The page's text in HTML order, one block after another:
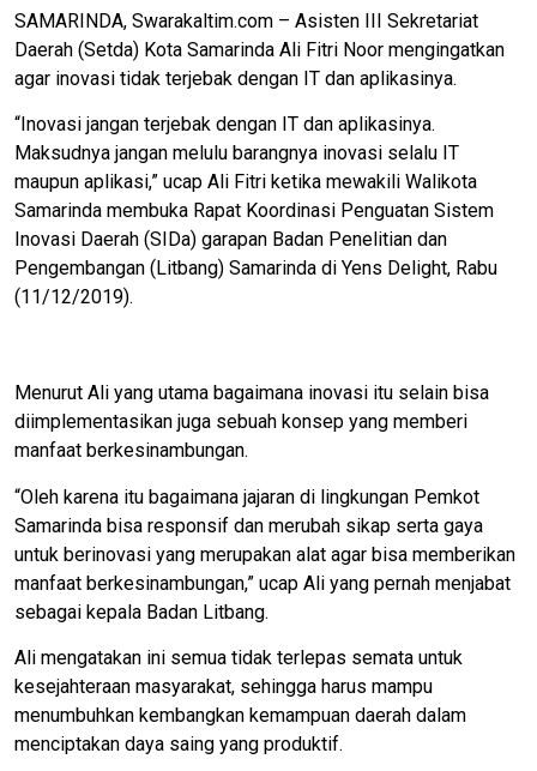
SAMARINDA, Swarakaltim.com – Asisten III Sekretariat
Daerah (Setda) Kota Samarinda Ali Fitri Noor mengingatkan
agar inovasi tidak terjebak dengan IT dan aplikasinya.
“Inovasi jangan terjebak dengan IT dan aplikasinya.
Maksudnya jangan melulu barangnya inovasi selalu IT
maupun aplikasi,” ucap Ali Fitri ketika mewakili Walikota
Samarinda membuka Rapat Koordinasi Penguatan Sistem
Inovasi Daerah (SIDa) garapan Badan Penelitian dan
Pengembangan (Litbang) Samarinda di Yens Delight, Rabu
(11/12/2019).
Menurut Ali yang utama bagaimana inovasi itu selain bisa
diimplementasikan juga sebuah konsep yang memberi
manfaat berkesinambungan.
“Oleh karena itu bagaimana jajaran di lingkungan Pemkot
Samarinda bisa responsif dan merubah sikap serta gaya
untuk berinovasi yang merupakan alat agar bisa memberikan
manfaat berkesinambungan,” ucap Ali yang pernah menjabat
sebagai kepala Badan Litbang.
Ali mengatakan ini semua tidak terlepas semata untuk
kesejahteraan masyarakat, sehingga harus mampu
menumbuhkan kembangkan kemampuan daerah dalam
menciptakan daya saing yang produktif.